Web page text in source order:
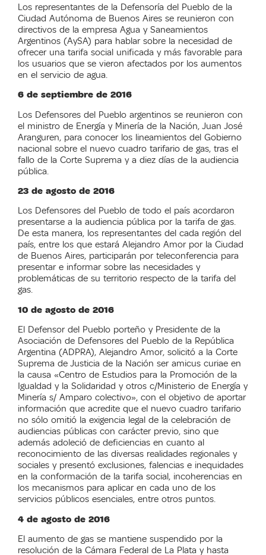
Los representantes de la Defensoría del Pueblo de la
Ciudad Autónoma de Buenos Aires se reunieron con
directivos de la empresa Agua y Saneamientos
Argentinos (AySA) para hablar sobre la necesidad de
ofrecer una tarifa social unificada y más favorable para
los usuarios que se vieron afectados por los aumentos
en el servicio de agua.
6 de septiembre de 2016
Los Defensores del Pueblo argentinos se reunieron con
el ministro de Energía y Minería de la Nación, Juan José
Aranguren, para conocer los lineamientos del Gobierno
nacional sobre el nuevo cuadro tarifario de gas, tras el
fallo de la Corte Suprema y a diez días de la audiencia
pública.
23 de agosto de 2016
Los Defensores del Pueblo de todo el país acordaron
presentarse a la audiencia pública por la tarifa de gas.
De esta manera, los representantes del cada región del
país, entre los que estará Alejandro Amor por la Ciudad
de Buenos Aires, participarán por teleconferencia para
presentar e informar sobre las necesidades y
problemáticas de su territorio respecto de la tarifa del
gas.
10 de agosto de 2016
El Defensor del Pueblo porteño y Presidente de la
Asociación de Defensores del Pueblo de la República
Argentina (ADPRA), Alejandro Amor, solicitó a la Corte
Suprema de Justicia de la Nación ser amicus curiae en
la causa «Centro de Estudios para la Promoción de la
Igualdad y la Solidaridad y otros c/Ministerio de Energía y
Minería s/ Amparo colectivo», con el objetivo de aportar
información que acredite que el nuevo cuadro tarifario
no sólo omitió la exigencia legal de la celebración de
audiencias públicas con carácter previo, sino que
además adoleció de deficiencias en cuanto al
reconocimiento de las diversas realidades regionales y
sociales y presentó exclusiones, falencias e inequidades
en la conformación de la tarifa social, incoherencias en
los mecanismos para aplicar en cada uno de los
servicios públicos esenciales, entre otros puntos.
4 de agosto de 2016
El aumento de gas se mantiene suspendido por la
resolución de la Cámara Federal de La Plata y hasta